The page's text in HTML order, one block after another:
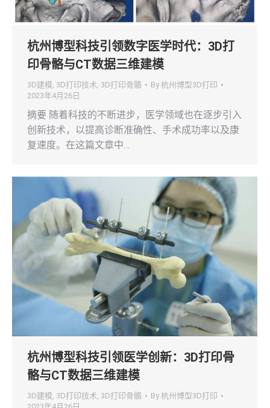
杭州博型科技引领数字医学时代：3D打
印骨骼与CT数据三维建模
3D建模 3D打印技术 3D打印骨骼 By 杭州博型3D打印
2023年4月26日
摘要 随着科技的不断进步，医学领域也在逐步引入
创新技术，以提高诊断准确性、手术成功率以及康
复速度。在这篇文章中…
杭州博型科技引领医学创新：3D打印骨
骼与CT数据三维建模
3D建模, 3D打印技术, 3D打印骨骼 By 杭州博型3D打印